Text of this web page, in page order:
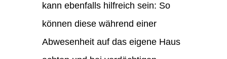
kann ebenfalls hilfreich sein: So
können diese während einer
Abwesenheit auf das eigene Haus